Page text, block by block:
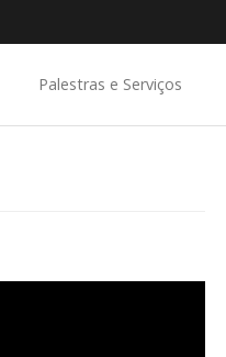
Palestras e Serviços